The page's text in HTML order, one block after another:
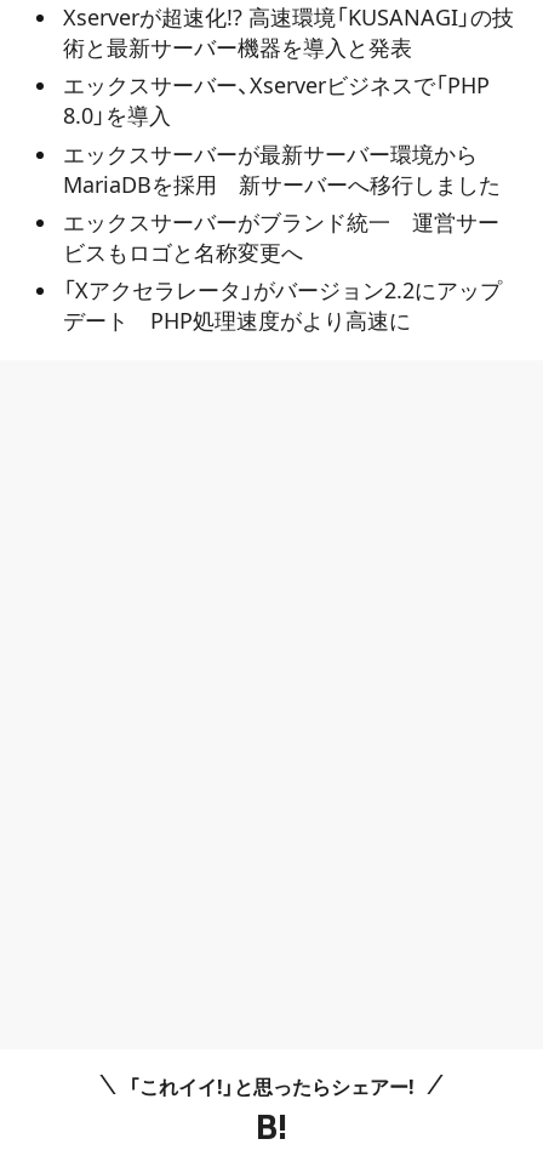
Xserverが超速化!? 高速環境「KUSANAGI」の技
術と最新サーバー機器を導入と発表
エックスサーバー、Xserverビジネスで「PHP
8.0」を導入
エックスサーバーが最新サーバー環境から
MariaDBを採用 新サーバーへ移行しました
エックスサーバーがブランド統一 運営サー
ビスもロゴと名称変更へ
「Xアクセラレータ」がバージョン2.2にアップ
デート PHP処理速度がより高速に
「これイイ!」と思ったらシェアー!
B!